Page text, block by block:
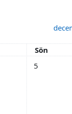
Söndag
Sön
lördag, 4 november
Inga
5